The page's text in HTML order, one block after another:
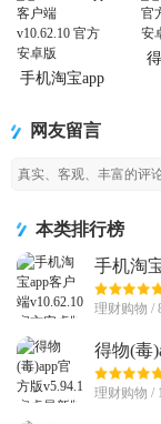
手机淘宝app
网友留言
本类排行榜
手机淘
版
理财购物 /
得物(毒
理财购物 /